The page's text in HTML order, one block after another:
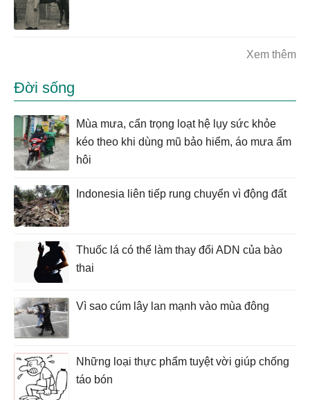
Xem thêm
Đời sống
Mùa mưa, cẩn trọng loạt hệ lụy sức khỏe
kéo theo khi dùng mũ bảo hiểm, áo mưa ẩm
hôi
Indonesia liên tiếp rung chuyển vì động đất
Thuốc lá có thể làm thay đổi ADN của bào
thai
Vì sao cúm lây lan mạnh vào mùa đông
Những loại thực phẩm tuyệt vời giúp chống
táo bón